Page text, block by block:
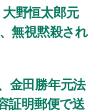
大野恒太郎元
無視黙殺され
金田勝年元法
証明郵便で送